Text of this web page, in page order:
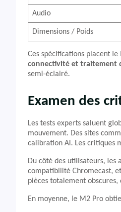
Audio
Dimensions / Poids
Ces spécifications placent
connectivité et traitement
semi-éclairé.
Examen des
Les tests experts saluent
mouvement. Des sites
calibration AI. Les critiques
Du côté des utilisateurs, les
compatibilité Chromecast,
pièces totalement
En moyenne, le M2 Pro